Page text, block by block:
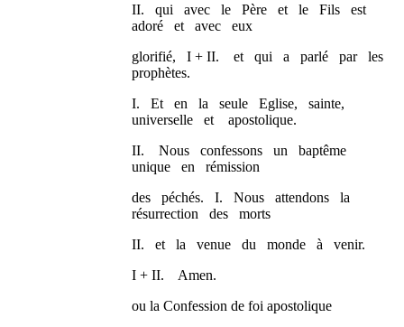
II. qui avec le Père et le Fils est
adoré et avec eux
glorifié, I + II. et qui a parlé par les
prophètes.
I. Et en la seule Eglise, sainte,
universelle et apostolique.
II. Nous confessons un baptême
unique en rémission
des péchés. I. Nous attendons la
résurrection des morts
II. et la venue du monde à venir.
I + II. Amen.
ou la Confession de foi apostolique